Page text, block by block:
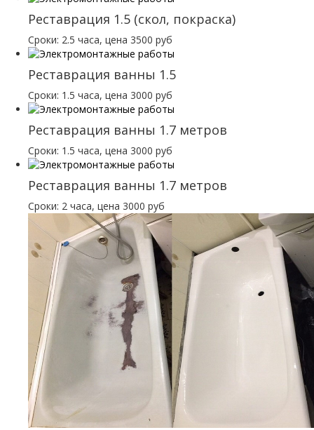
Реставрация 1.5 (скол, покраска)
Сроки: 2.5 часа, цена 3500 руб
Реставрация ванны 1.5
Сроки: 1.5 часа, цена 3000 руб
Реставрация ванны 1.7 метров
Сроки: 1.5 часа, цена 3000 руб
Реставрация ванны 1.7 метров
Сроки: 2 часа, цена 3000 руб